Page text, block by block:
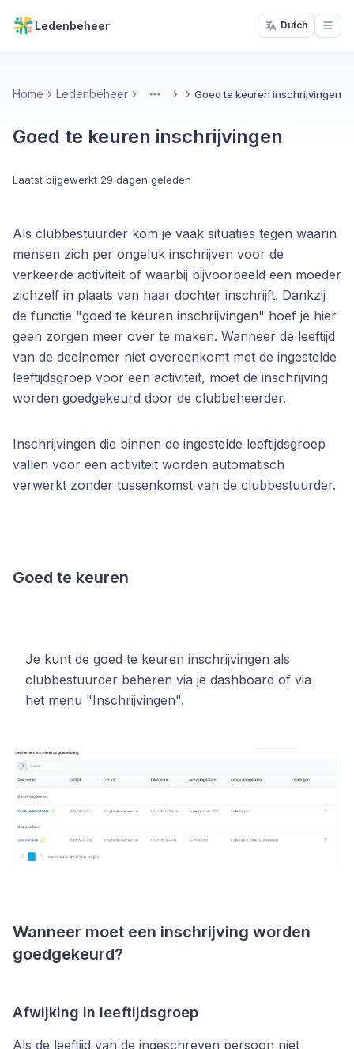
Ledenbeheer Dutch
Home Ledenbeheer More Goed te keuren inschrijvingen
Goed te keuren inschrijvingen
Laatst bijgewerkt 29 dagen geleden
Als clubbestuurder kom je vaak situaties tegen waarin
mensen zich per ongeluk inschrijven voor de
verkeerde activiteit of waarbij bijvoorbeeld een moeder
zichzelf in plaats van haar dochter inschrijft. Dankzij
de functie "goed te keuren inschrijvingen" hoef je hier
geen zorgen meer over te maken. Wanneer de leeftijd
van de deelnemer niet overeenkomt met de ingestelde
leeftijdsgroep voor een activiteit, moet de inschrijving
worden goedgekeurd door de clubbeheerder.
Inschrijvingen die binnen de ingestelde leeftijdsgroep
vallen voor een activiteit worden automatisch
verwerkt zonder tussenkomst van de clubbestuurder.
Goed te keuren
Je kunt de goed te keuren inschrijvingen als
clubbestuurder beheren via je dashboard of via
het menu "Inschrijvingen".
Wanneer moet een inschrijving worden
goedgekeurd?
Afwijking in leeftijdsgroep
Als de leeftijd van de ingeschreven persoon niet